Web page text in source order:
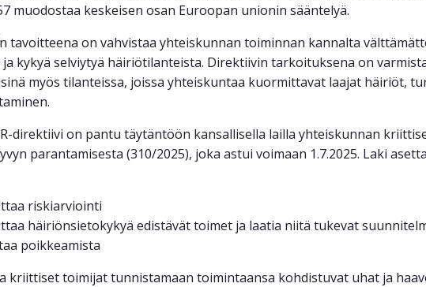
muodostaa keskeisen osan Euroopan unionin sääntelyä.
tavoitteena on vahvistaa yhteiskunnan toiminnan kannalta
kykyä selviytyä häiriötilanteista. Direktiivin tarkoituksena on
myös tilanteissa, joissa yhteiskuntaa kuormittavat laajat häiriöt,
direktiivi on pantu täytäntöön kansallisella lailla yhteiskunnan
parantamisesta (310/2025), joka astui voimaan 1.7.2025. Laki
riskiarviointi
häiriönsietokykyä edistävät toimet ja laatia niitä tukevat
poikkeamista
kriittiset toimijat tunnistamaan toimintaansa kohdistuvat uhat ja